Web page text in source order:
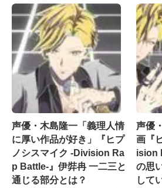
声優・木島隆一「義理人情
に厚い作品が好き」『ヒプ
ノシスマイク -Division Ra
p Battle-』伊弉冉 一二三と
通じる部分とは？
声優
画『
ision
の思
して